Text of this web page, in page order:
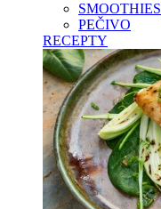
SMOOTHIES
PEČIVO
RECEPTY